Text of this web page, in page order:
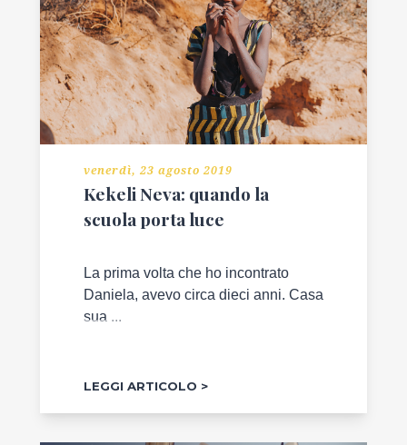
venerdì, 23 agosto 2019
Kekeli Neva: quando la
scuola porta luce
La prima volta che ho incontrato
Daniela, avevo circa dieci anni. Casa
sua ...
LEGGI ARTICOLO